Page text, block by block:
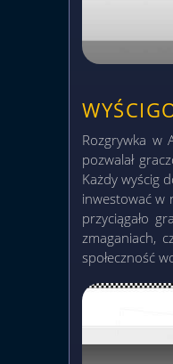
Rozgrywka w
pozwalał
Każdy wyścig
inwestować w
przyciągało
zmaganiach,
społeczność